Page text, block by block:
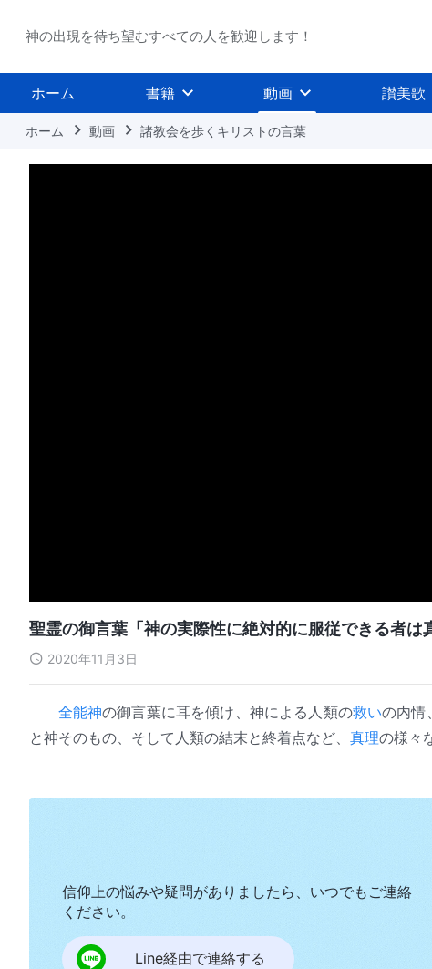
神の出現を待ち望むすべての人を歓迎します！
ホーム 書籍 動画 讃美歌
ホーム 動画 諸教会を歩くキリストの言葉
聖霊の御言葉「神の実際性に絶対的に服従できる者は
2020年11月3日
全能神の御言葉に耳を傾け、神による人類の救いの内情
と神そのもの、そして人類の結末と終着点など、 真理の様々
信仰上の悩みや疑問がありましたら、いつでもご連絡
ください。
Line経由で連絡する